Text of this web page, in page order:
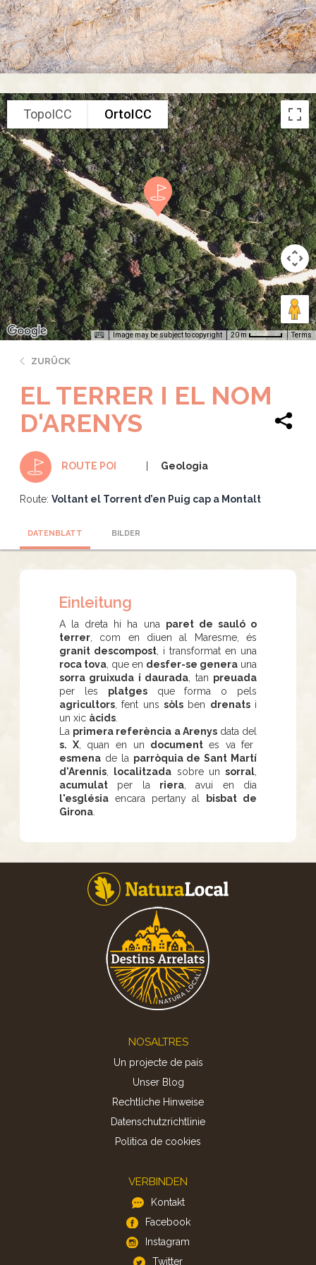
TopoICC OrtoICC
Image may be subject to copyright 20 m Terms
ZURÜCK
EL TERRER I EL NOM
D'ARENYS
ROUTE POI Geologia
Route: Voltant el Torrent d’en Puig cap a Montalt
DATENBLATT BILDER
Einleitung
A la dreta hi ha una paret de sauló o
terrer , com en diuen al Maresme, és
granit descompost , i transformat en una
roca tova , que en desfer-se genera una
sorra gruixuda i daurada , tan preuada
per les platgesque forma o pels
agricultors , fent uns sòls ben drenatsi
un xic àcids
La primera referència a Arenysdata del
s. X, quan en un documentes va fer
esmena de la parròquia de Sant Martí
d'Arennis
localitzada sobre un sorral
acumulat per la riera , avui en dia
l'església encara pertany al
bisbat de
Girona
NOSALTRES
Un projecte de país
Unser Blog
Rechtliche Hinweise
Datenschutzrichtlinie
Politica de cookies
VERBINDEN
Kontakt
Facebook
Instagram
Twitter